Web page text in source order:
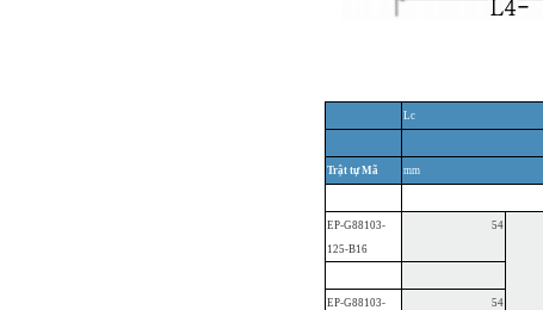
Lc
Trật tự Mã mm
EP-G88103-
125-B16
54
EP-G88103-
54